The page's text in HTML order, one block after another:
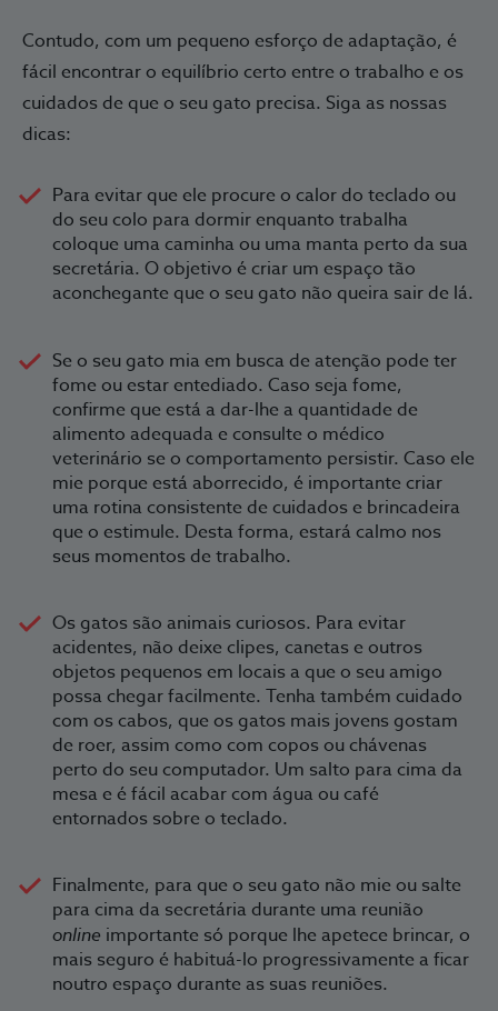
Contudo, com um pequeno esforço de adaptação, é
fácil encontrar o equilíbrio certo entre o trabalho e os
cuidados de que o seu gato precisa. Siga as nossas
dicas:
Para evitar que ele procure o calor do teclado ou
do seu colo para dormir enquanto trabalha
coloque uma caminha ou uma manta perto da sua
secretária. O objetivo é criar um espaço tão
aconchegante que o seu gato não queira sair de lá.
Se o seu gato mia em busca de atenção pode ter
fome ou estar entediado. Caso seja fome,
confirme que está a dar-lhe a quantidade de
alimento adequada e consulte o médico
veterinário se o comportamento persistir. Caso ele
mie porque está aborrecido, é importante criar
uma rotina consistente de cuidados e brincadeira
que o estimule. Desta forma, estará calmo nos
seus momentos de trabalho.
Os gatos são animais curiosos. Para evitar
acidentes, não deixe clipes, canetas e outros
objetos pequenos em locais a que o seu amigo
possa chegar facilmente. Tenha também cuidado
com os cabos, que os gatos mais jovens gostam
de roer, assim como com copos ou chávenas
perto do seu computador. Um salto para cima da
mesa e é fácil acabar com água ou café
entornados sobre o teclado.
Finalmente, para que o seu gato não mie ou salte
para cima da secretária durante uma reunião
online importante só porque lhe apetece brincar, o
mais seguro é habituá-lo progressivamente a ficar
noutro espaço durante as suas reuniões.